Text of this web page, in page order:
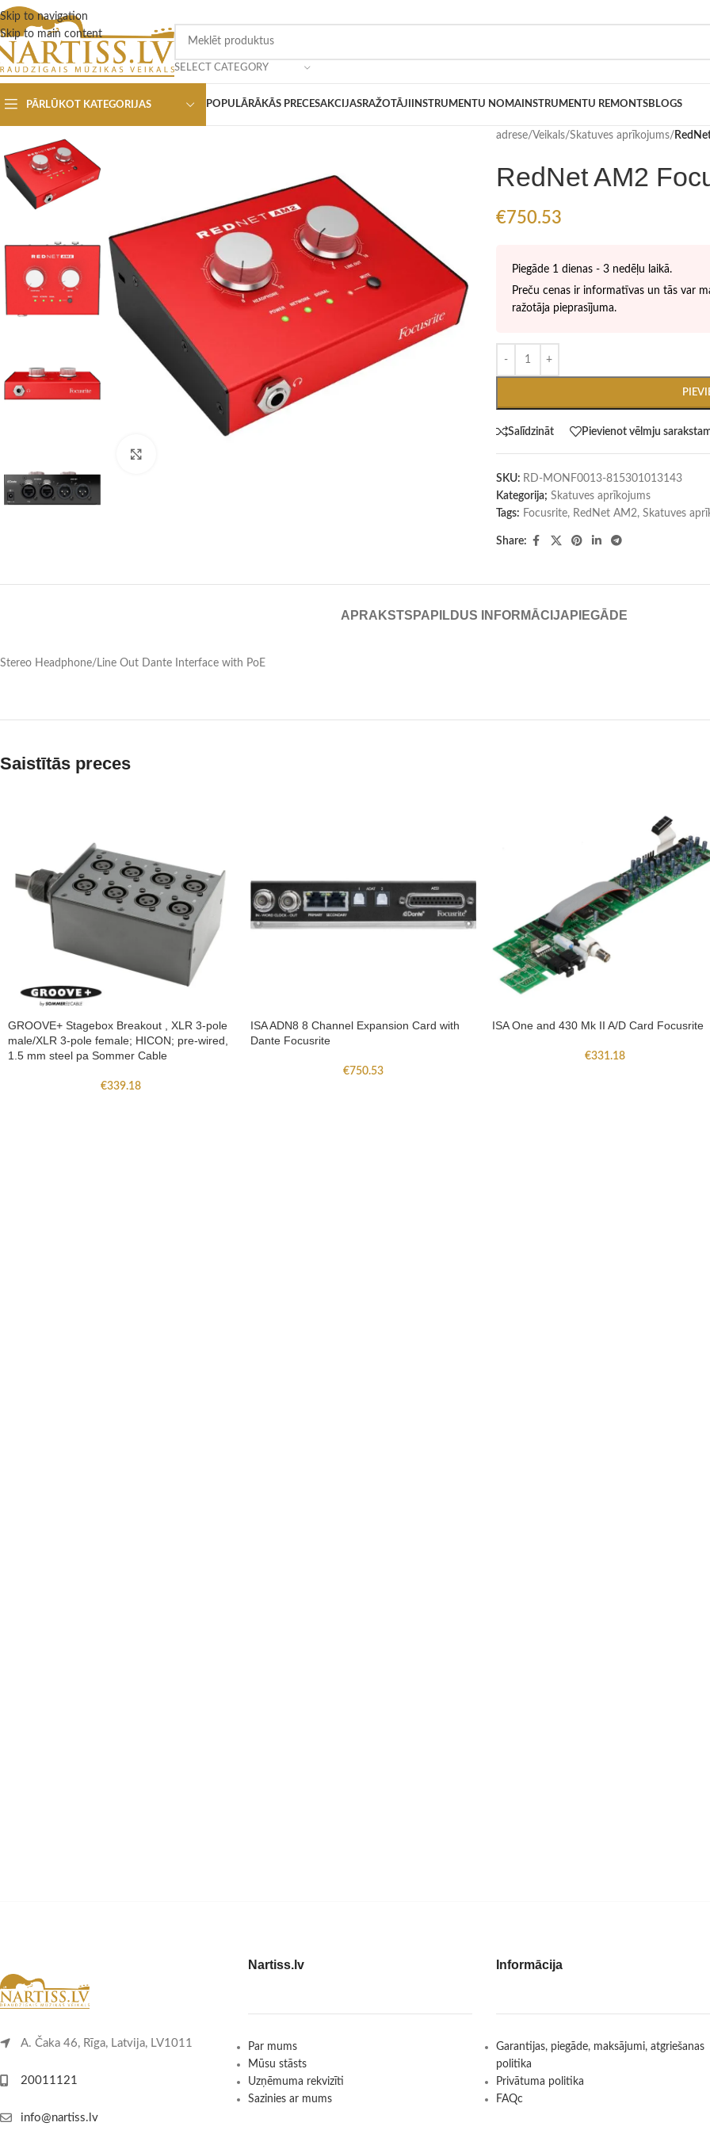
Skip to navigation
Skip to main content
SELECT CATEGORY
PĀRLŪKOT KATEGORIJAS POPULĀRĀKĀS PRECESAKCIJASRAŽOTĀJI INSTRUMENTU NOMA INSTRUMENTU REMONTSBLOGS
adrese/Veikals/Skatuves aprīkojums/
RedNet AM2
€750.53
Piegāde 1 dienas - 3 nedēļu laikā.
Preču cenas ir informatīvas un tās var
ražotāja pieprasījuma.
Salīdzināt Pievienot vēlmju
SKU: RD-MONF0013-815301013143
Kategorija; Skatuves aprīkojums
Tags: Focusrite, RedNet AM2, Skatuves
Share:
APRAKSTS PAPILDUS INFORMĀCIJA PIEGĀDE
Stereo Headphone/Line Out Dante Interface with PoE
Saistītās preces
GROOVE+ Stagebox Breakout , XLR 3-pole
male/XLR 3-pole female; HICON; pre-wired,
1.5 mm steel pa Sommer Cable
€339.18
ISA ADN8 8 Channel Expansion Card with
Dante Focusrite
€750.53
ISA One and 430 Mk II A/D Card Focusrite
€331.18
A. Čaka 46, Rīga, Latvija, LV1011
20011121
info@nartiss.lv
Nartiss.lv
Par mums
Mūsu stāsts
Uzņēmuma rekvizīti
Sazinies ar mums
Informācija
Garantijas, piegāde, maksājumi, atgriešanas
politika
Privātuma politika
FAQc